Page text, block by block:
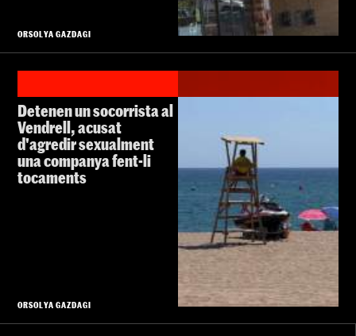
ORSOLYA GAZDAGI
Detenen un socorrista al
Vendrell, acusat
d'agredir sexualment
una companya fent-li
tocaments
ORSOLYA GAZDAGI